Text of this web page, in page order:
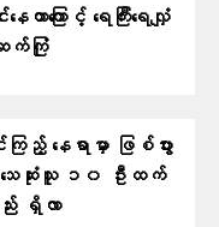
ာကြောင့် ရေကြီးရေလျှံ
က်ကြုံ
ည့် နေရာမှာ ဖြစ်ပွား
သေဆုံးသူ ၁၀ ဦးထက်
ရှိလာ